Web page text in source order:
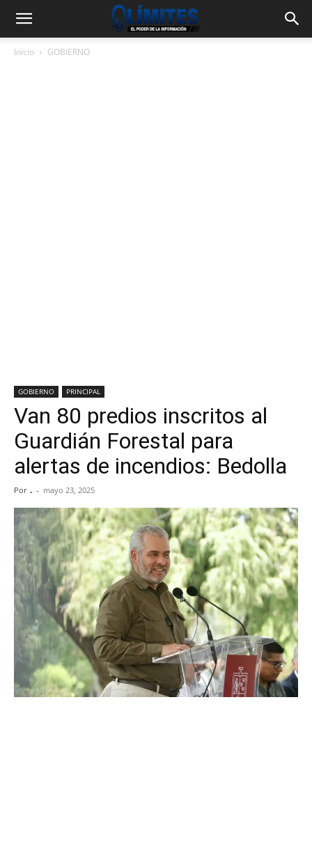
Inicio GOBIERNO
GOBIERNO PRINCIPAL
Van 80 predios inscritos al
Guardián Forestal para
alertas de incendios: Bedolla
Por . - mayo 23, 2025